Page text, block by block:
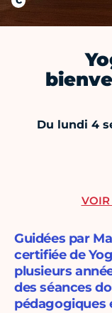
Du lundi 4
Guidées par
certifiée de
plusieurs
des séances
pédagogiques
VOIR